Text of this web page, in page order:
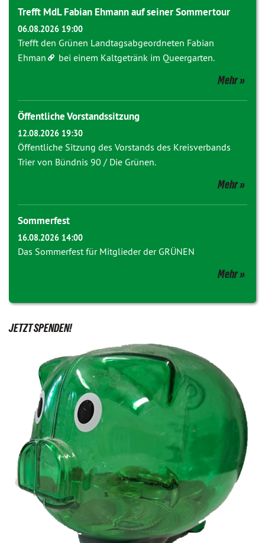
Trefft MdL Fabian Ehmann auf seiner Sommertour
06.08.2026 19:00
Trefft den Grünen Landtagsabgeordneten Fabian
Ehman
bei einem Kaltgetränk im Queergarten.
Mehr
Öffentliche Vorstandssitzung
12.08.2026 19:30
Öffentliche Sitzung des Vorstands des Kreisverbands
Trier von Bündnis 90 / Die Grünen.
Mehr
Sommerfest
16.08.2026 14:00
Das Sommerfest für Mitglieder der GRÜNEN
Mehr
JETZT SPENDEN!